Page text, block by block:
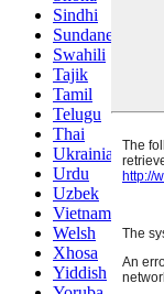
Sindhi
Sundanese
Swahili
Tajik
Tamil
Telugu
Thai
Ukrainian
Urdu
Uzbek
Vietnamese
Welsh
Xhosa
Yiddish